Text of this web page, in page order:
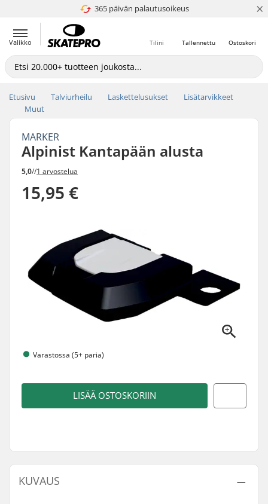
365 päivän palautusoikeus
4.8 / 5 ×
Valikko Ostoskori
Tallennettu
Tilini
Etusivu Talviurheilu Laskettelusukset
Lisätarvikkeet
Muut
MARKER
Alpinist Kantapään alusta
5,0//1 arvostelua
15,95 €
Varastossa (5+ paria)
LISÄÄ OSTOSKORIIN
KUVAUS